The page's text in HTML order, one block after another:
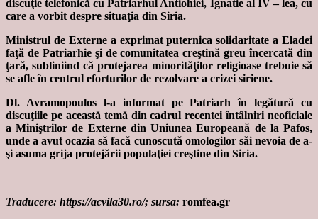
discuţie telefonică cu Patriarhul Antiohiei, Ignatie al IV – lea, cu
care a vorbit despre situaţia din Siria.
Ministrul de Externe a exprimat puternica solidaritate a Eladei
faţă de Patriarhie şi de comunitatea creştină greu încercată din
ţară, subliniind că protejarea minorităţilor religioase trebuie să
se afle în centrul eforturilor de rezolvare a crizei siriene.
Dl. Avramopoulos l-a informat pe Patriarh în legătură cu
discuţiile pe această temă din cadrul recentei întâlniri neoficiale
a Miniştrilor de Externe din Uniunea Europeană de la Pafos,
unde a avut ocazia să facă cunoscută omologilor săi nevoia de a-
şi asuma grija protejării populaţiei creştine din Siria.
Traducere: https://acvila30.ro/; sursa: romfea.gr